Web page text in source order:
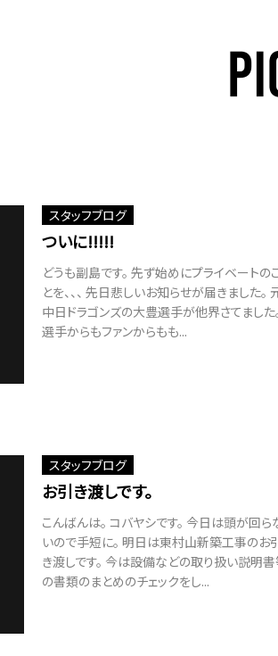
スタッフブログ
ついに!!!!!
どうも副島です。 先ず始めにプライベートの
とを、、、 先日悲しいお知らせが届きました。
中日ドラゴンズの大豊選手が他界さてました
選手からもファンからもも...
スタッフブログ
お引き渡しです。
こんばんは。 コバヤシです。 今日は頭が回ら
いので手短に。 明日は東村山新築工事のお
き渡しです。 今は設備などの取り扱い説明
の書類のまとめのチェックをし...